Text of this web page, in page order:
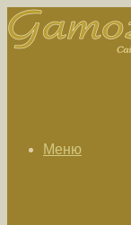
Меню